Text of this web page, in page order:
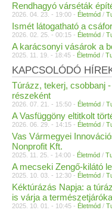
Rendhagyó várséták
2026. 04. 23. - 19:00 - Életmód /
Ismét látogatható a
2026. 02. 25. - 00:15 - Életmód /
A karácsonyi vásárok a
2025. 11. 19. - 18:45 - Életmód /
KAPCSOLÓDÓ
Túrázz, tekerj, csobbanj
részeként
2026. 07. 21. - 15:50 - Életmód /
A Vasfüggöny eltitkolt
2026. 06. 29. - 14:15 - Életmód /
Vas Vármegyei
Nonprofit Kft.
2025. 11. 25. - 14:00 - Életmód /
A mecseki Zengő-kilátó
2025. 10. 03. - 12:30 - Életmód /
Kéktúrázás Napja: a
is várja a
2025. 10. 01. - 10:45 - Életmód /